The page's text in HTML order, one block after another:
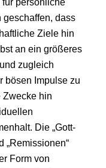
dass
Ziele hin
an ein größeres
zugleich
bösen Impulse zu
Zwecke hin
Die „Gott-
„Remissionen“
Form von